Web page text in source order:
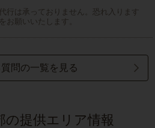
行は承っておりません。恐れ入ります
お願いいたします。
問の一覧を見る
の提供エリア情報